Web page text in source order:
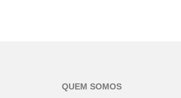
QUEM SOMOS